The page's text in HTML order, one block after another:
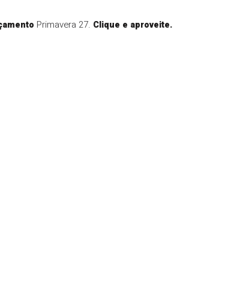
Primavera 27. Clique e aproveite.